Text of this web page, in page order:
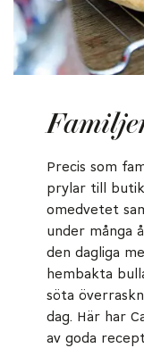
Precis som
prylar till
omedvetet
under många
den dagliga
hembakta
söta
dag. Här har
av goda